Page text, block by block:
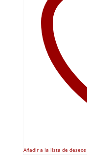
Añadir a la lista de deseos